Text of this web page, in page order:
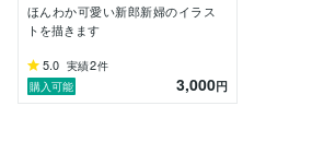
ほんわか可愛い新郎新婦のイラス
トを描きます
5.0 実績2件
購入可能
3,000円